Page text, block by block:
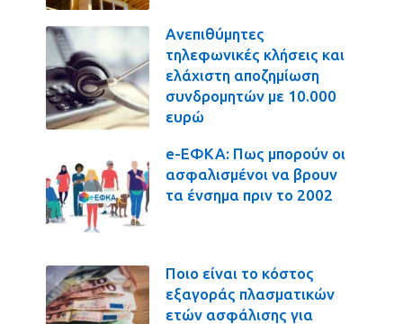
Ανεπιθύμητες
τηλεφωνικές κλήσεις και
ελάχιστη αποζημίωση
συνδρομητών με 10.000
ευρώ
e-ΕΦΚΑ: Πως μπορούν οι
ασφαλισμένοι να βρουν
τα ένσημα πριν το 2002
Ποιο είναι το κόστος
εξαγοράς πλασματικών
ετών ασφάλισης για